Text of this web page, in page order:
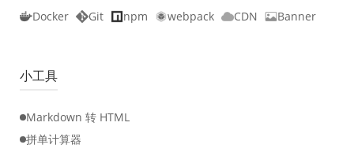
Docker Git npm webpack CDN Banner
小工具
Markdown 转 HTML
拼单计算器